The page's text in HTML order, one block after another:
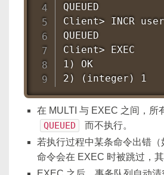
QUEUED
Client> INCR
QUEUED
Client> EXEC
1) OK
2) (integer) 1
在 MULTI 与 EXEC 之间，所
QUEUED
而不执行。
若执行过程中某条命令出错
命令会在 EXEC 时被跳过，